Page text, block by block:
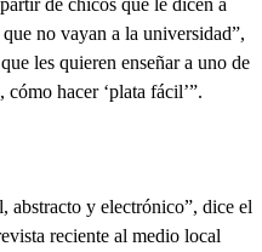
no vayan a la universidad”,
les quieren enseñar a uno de
hacer ‘plata fácil’”.
y electrónico”, dice el
reciente al medio local